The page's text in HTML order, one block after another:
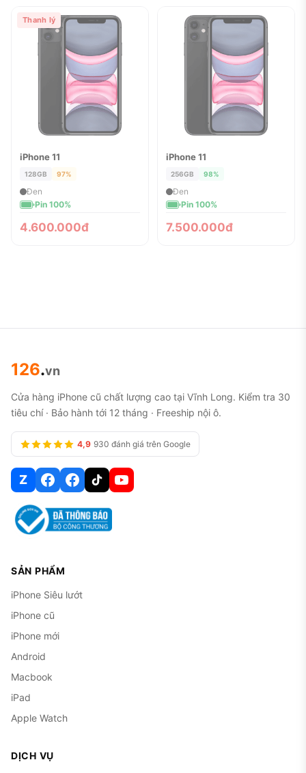
Thanh lý
ĐÃ BÁN
iPhone 11
128GB 97%
Đen
Pin 100%
4.600.000đ
ĐÃ BÁN
iPhone 11
256GB 98%
Đen
Pin 100%
7.500.000đ
126.vn
Cửa hàng iPhone cũ chất lượng cao tại Vĩnh Long. Kiểm tra 30
tiêu chí · Bảo hành tới 12 tháng · Freeship nội ô.
4,9 930 đánh giá trên Google
Z
SẢN PHẨM
iPhone Siêu lướt
iPhone cũ
iPhone mới
Android
Macbook
iPad
Apple Watch
DỊCH VỤ